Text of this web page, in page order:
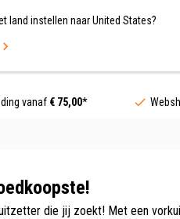
Nederland / EUR
land instellen naar United States?
vanaf € 75,00*
die jij zoekt! Met een